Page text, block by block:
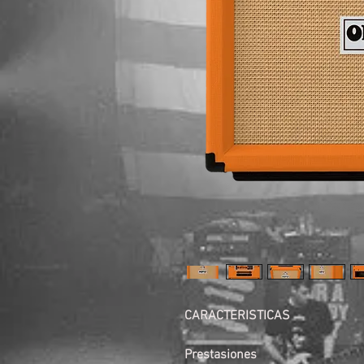
CARACTERISTICAS
Prestasiones